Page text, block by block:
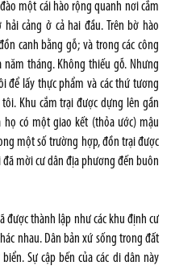
một cái hào rộng quanh nơi cắm
cảng ở cả hai đầu. Trên bờ hào
canh bằng gỗ; và trong các công
tháng. Không thiếu gỗ. Nhưng
để lấy thực phẩm và các thứ tương
Khu cắm trại được dựng lên gần
có một giao kết (thỏa ước) mậu
một số trường hợp, đồn trại được
mời cư dân địa phương đến buôn
được thành lập như các khu định cư
nhau. Dân bản xứ sống trong đất
Sự cập bến của các di dân này